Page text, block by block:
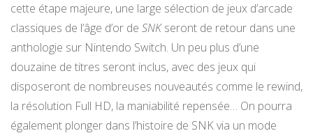
cette étape majeure, une large sélection de jeux d’arcade
classiques de l’âge d’or de SNKseront de retour dans une
anthologie sur Nintendo Switch. Un peu plus d’une
douzaine de titres seront inclus, avec des jeux qui
disposeront de nombreuses nouveautés comme le rewind,
la résolution Full HD, la maniabilité repensée… On pourra
également plonger dans l’histoire de SNK via un mode